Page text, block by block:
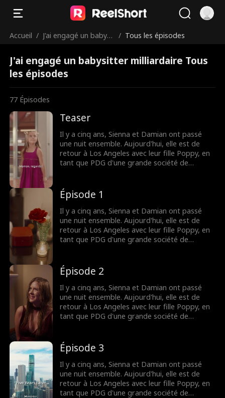
Accueil / J'ai engagé un babysi
/ Tous les épisodes
J'ai engagé un babysitter milliardaire Tous
les épisodes
77 Épisodes
Teaser
Il y a cinq ans, Sienna et Damian ont passé
une nuit ensemble. Aujourd'hui, elle est de
retour à Los Angeles avec leur fille Poppy, en
tant que PDG d'une grande société de
babysitter de Poppy. Vont-ils affronter le
monde ensemble et construire une nouvelle
vie de famille ?
Épisode 1
Il y a cinq ans, Sienna et Damian ont passé
une nuit ensemble. Aujourd'hui, elle est de
retour à Los Angeles avec leur fille Poppy, en
tant que PDG d'une grande société de
babysitter de Poppy. Vont-ils affronter le
monde ensemble et construire une nouvelle
vie de famille ?
Épisode 2
Il y a cinq ans, Sienna et Damian ont passé
une nuit ensemble. Aujourd'hui, elle est de
retour à Los Angeles avec leur fille Poppy, en
tant que PDG d'une grande société de
babysitter de Poppy. Vont-ils affronter le
monde ensemble et construire une nouvelle
vie de famille ?
Épisode 3
Il y a cinq ans, Sienna et Damian ont passé
une nuit ensemble. Aujourd'hui, elle est de
retour à Los Angeles avec leur fille Poppy, en
tant que PDG d'une grande société de